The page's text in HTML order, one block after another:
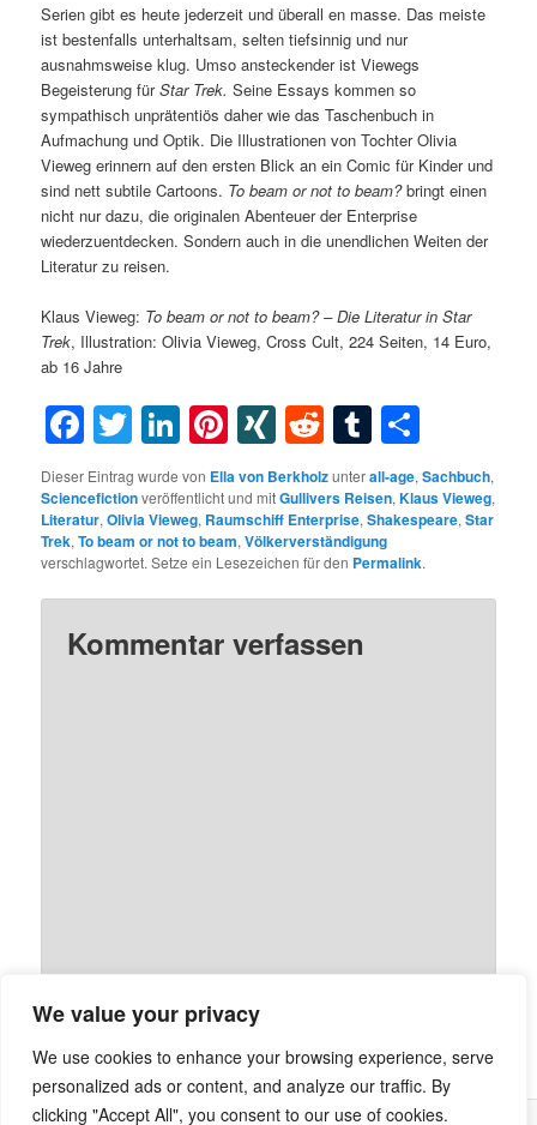
We value your privacy
We use cookies to enhance your browsing experience, serve
personalized ads or content, and analyze our traffic. By
clicking "Accept All", you consent to our use of cookies.
Serien gibt es heute jederzeit und überall en masse. Das meiste
ist bestenfalls unterhaltsam, selten tiefsinnig und nur
ausnahmsweise klug. Umso ansteckender ist Viewegs
Begeisterung fürStar Trek.Seine Essays kommen so
sympathisch unprätentiös daher wie das Taschenbuch in
Aufmachung und Optik. Die Illustrationen von Tochter Olivia
Vieweg erinnern auf den ersten Blick an ein Comic für Kinder und
sind nett subtile Cartoons. To beam or not to beam?bringt einen
nicht nur dazu, die originalen Abenteuer der Enterprise
wiederzuentdecken. Sondern auch in die unendlichen Weiten der
Literatur zu reisen.
Klaus Vieweg: To beam or not to beam? – Die Literatur in Star
Trek, Illustration: Olivia Vieweg, Cross Cult, 224 Seiten, 14 Euro,
ab 16 Jahre
Facebook
Twitter
LinkedIn
Pinterest
XINGRedditTumblr
Dieser Eintrag wurde von Ella von Berkholzunterall-age,Sachbuch,
Sciencefictionveröffentlicht und mitGullivers Reisen,Klaus Vieweg,
Literatur,Olivia Vieweg, Raumschiff Enterprise,Shakespeare,Star
Trek,To beam or not to beam,Völkerverständigung
verschlagwortet. Setze ein Lesezeichen für den Permalink.
Kommentar verfassen